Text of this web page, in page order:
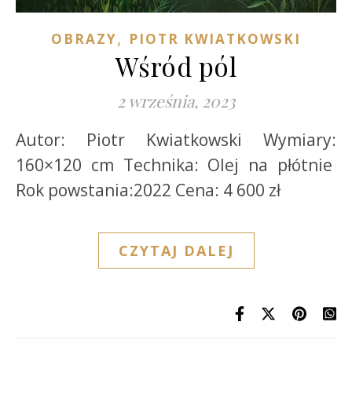
OBRAZY, PIOTR KWIATKOWSKI
Wśród pól
2 września, 2023
Autor: Piotr Kwiatkowski Wymiary:
160×120 cm Technika: Olej na płótnie
Rok powstania:2022 Cena: 4 600 zł
CZYTAJ DALEJ